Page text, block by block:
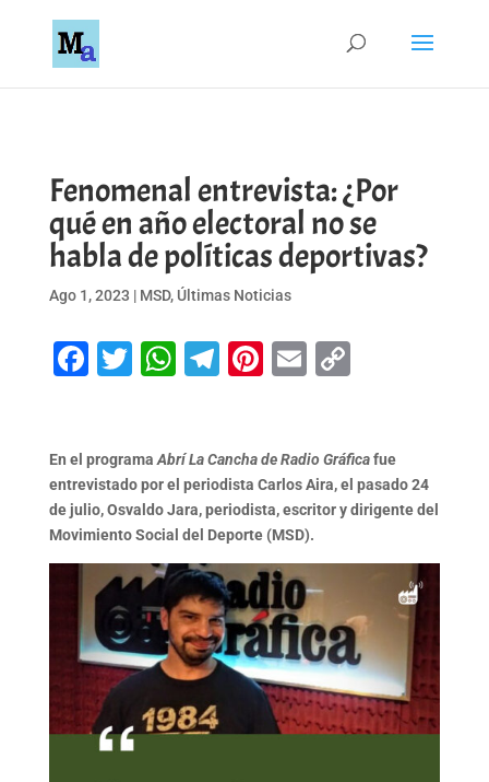
Fenomenal entrevista: ¿Por
qué en año electoral no se
habla de políticas deportivas?
Ago 1, 2023 | MSD, Últimas Noticias
Facebook
Twitter
WhatsApp
Telegram
Pinterest
EmailCopy
En el programa Abrí La Cancha de Radio Gráficafue
entrevistado por el periodista Carlos Aira, el pasado 24
de julio, Osvaldo Jara, periodista, escritor y dirigente del
Movimiento Social del Deporte (MSD).